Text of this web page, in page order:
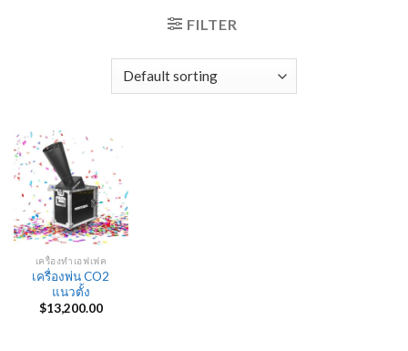
FILTER
เครื่องทำเอฟเฟค
เครื่องพ่น CO2
แนวตั้ง
$13,200.00